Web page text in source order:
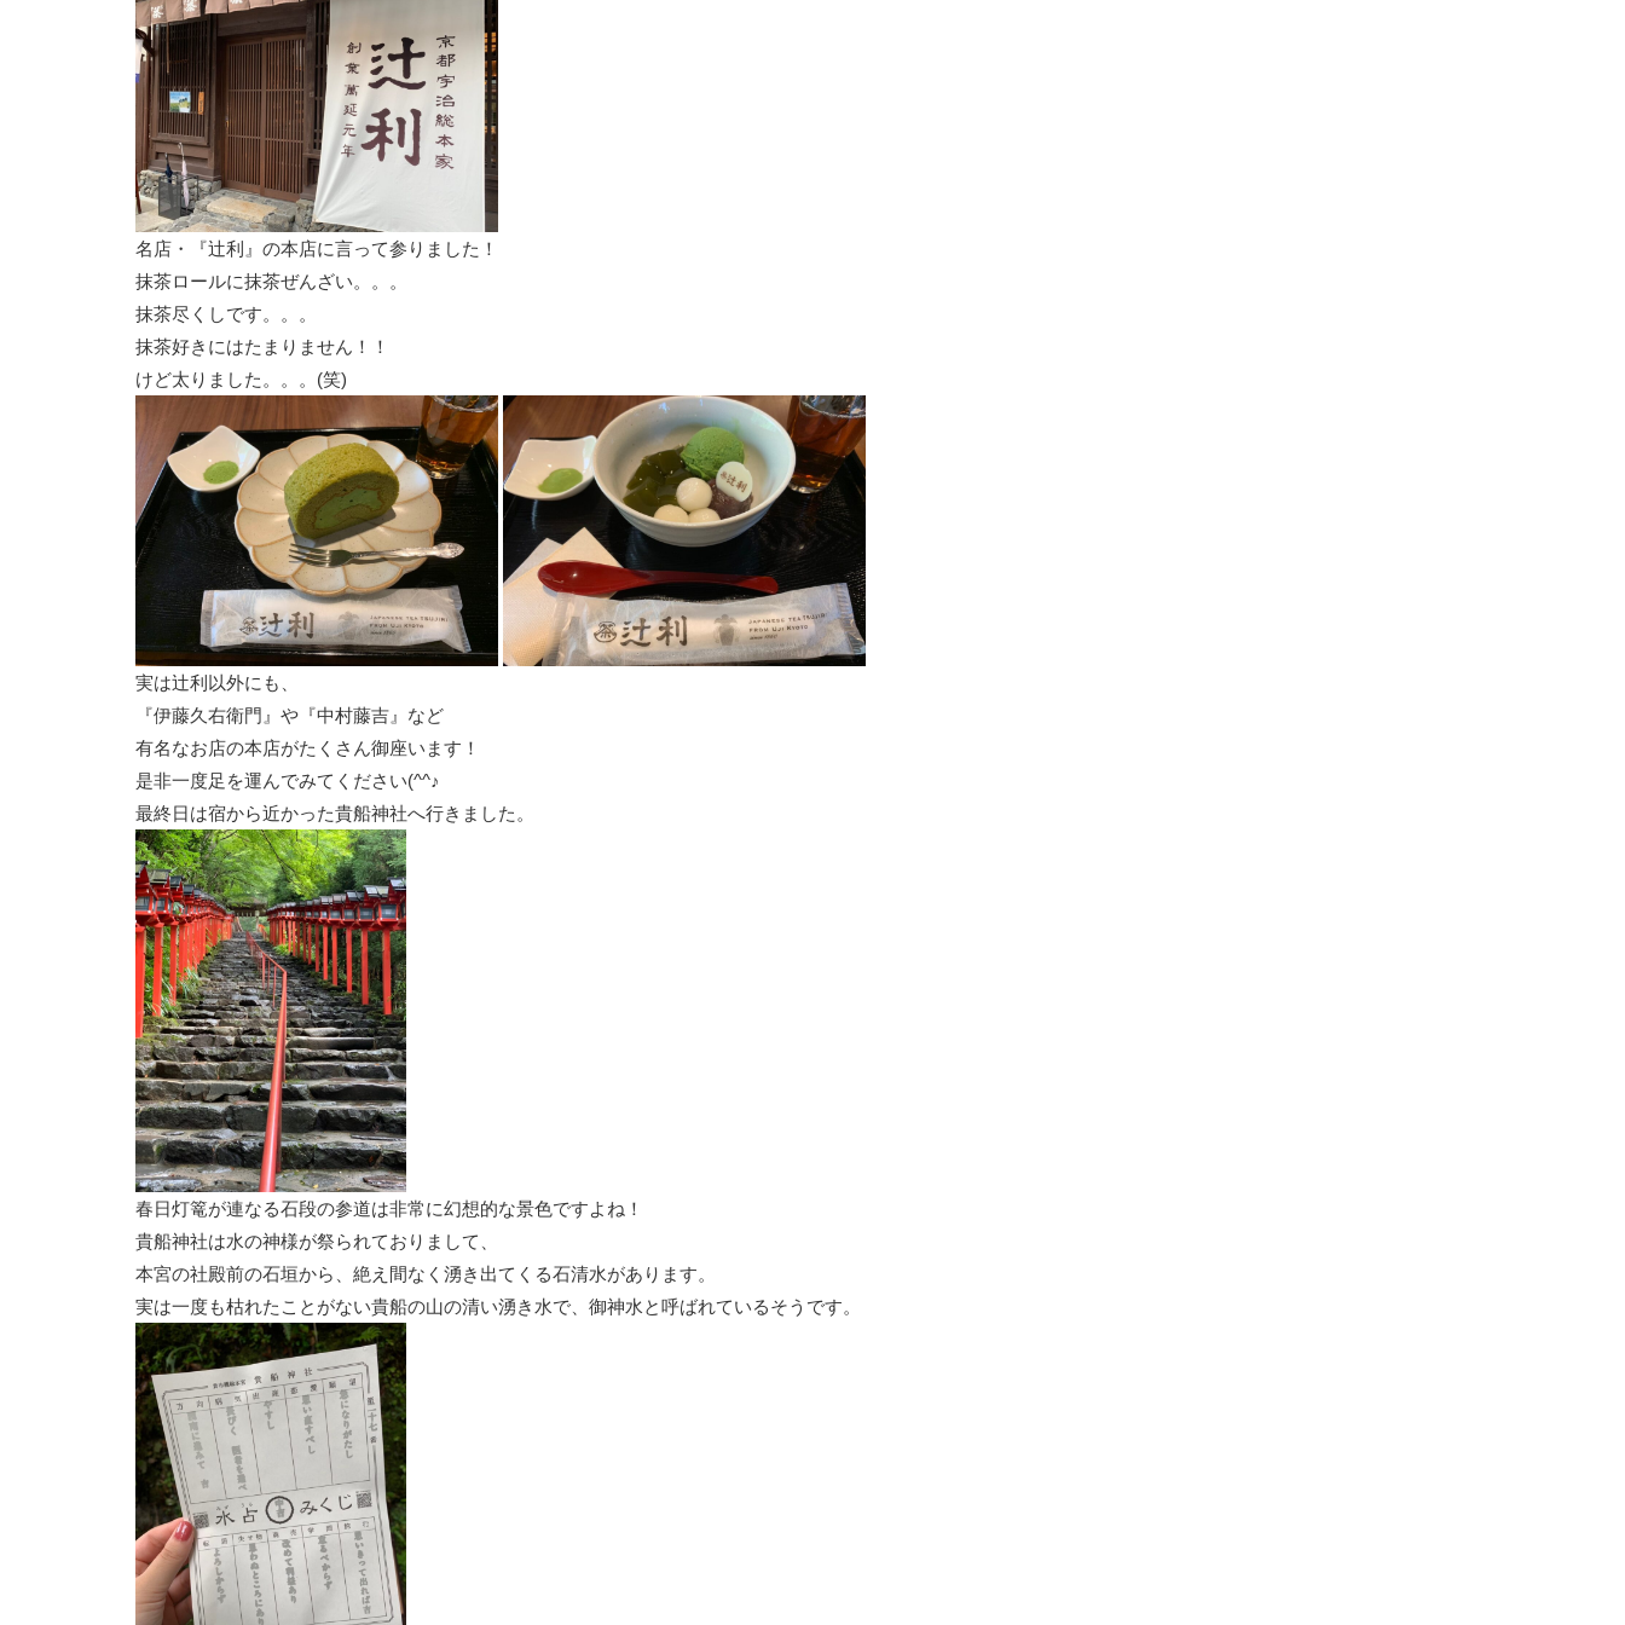
名店・『辻利』の本店に言って参りました！
抹茶ロールに抹茶ぜんざい。。。
抹茶尽くしです。。。
抹茶好きにはたまりません！！
けど太りました。。。(笑)
実は辻利以外にも、
『伊藤久右衛門』や『中村藤吉』など
有名なお店の本店がたくさん御座います！
是非一度足を運んでみてください(^^♪
最終日は宿から近かった貴船神社へ行きました。
春日灯篭が連なる石段の参道は非常に幻想的な景色ですよね！
貴船神社は水の神様が祭られておりまして、
本宮の社殿前の石垣から、絶え間なく湧き出てくる石清水があります。
実は一度も枯れたことがない貴船の山の清い湧き水で、御神水と呼ばれているそうです。